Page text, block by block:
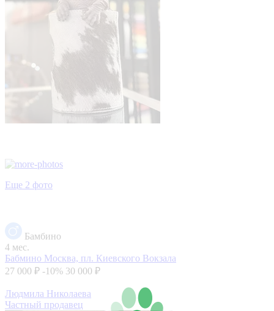
Еще 2 фото
Бамбино
4 мес.
Бабмино Москва, пл. Киевского Вокзала
27 000 ₽ -10% 30 000 ₽
Людмила Николаева
Частный продавец